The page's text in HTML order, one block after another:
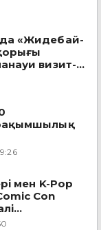
«Жидебай-
визит-
мен K-Pop
Con
ұсынды